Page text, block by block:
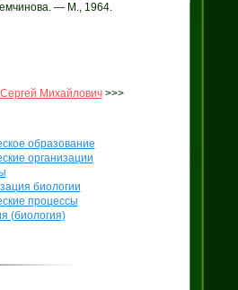
— М., 1964.
Михайлович>>>
образование
организации
биологии
процессы
(биология)